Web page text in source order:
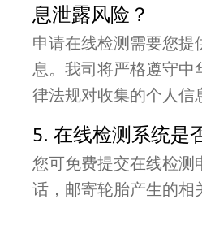
息泄露风险？
申请在线检测需要您
息。我司将严格遵守
律法规对收集的个人信
5. 在线检测系统是
您可免费提交在线检测
话，邮寄轮胎产生的相